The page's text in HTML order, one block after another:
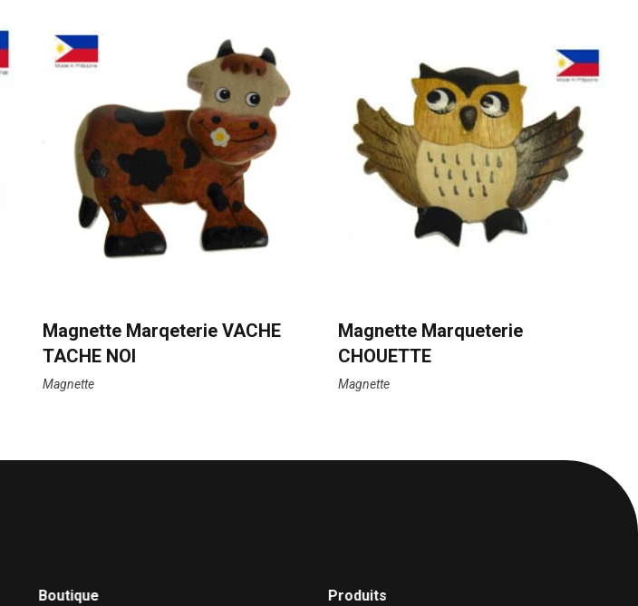
Magnette Marqeterie VACHE
TACHE NOI
Magnette
Magnette Marqueterie
CHOUETTE
Magnette
Boutique Produits